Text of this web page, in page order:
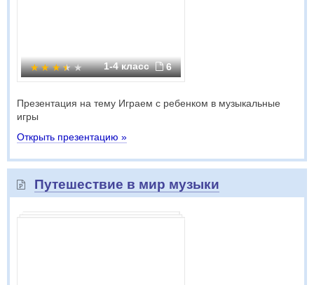
1-4 класс 6
Презентация на тему Играем с ребенком в музыкальные
игры
Открыть презентацию »
Путешествие в мир музыки